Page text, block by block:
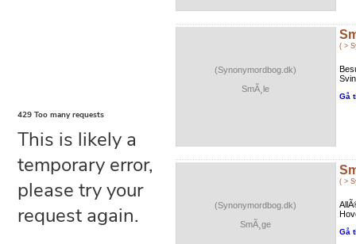
(Synonymordbog.dk)
SmÃ¸le
( >
Gå
(Synonymordbog.dk)
SmÃ¸ge
( >
Gå